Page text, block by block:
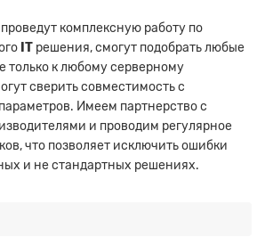
комплексную работу по
IT решения, смогут подобрать любые
только к любому серверному
сверить совместимость с
Имеем партнерство с
и проводим регулярное
что позволяет исключить ошибки
и не стандартных решениях.